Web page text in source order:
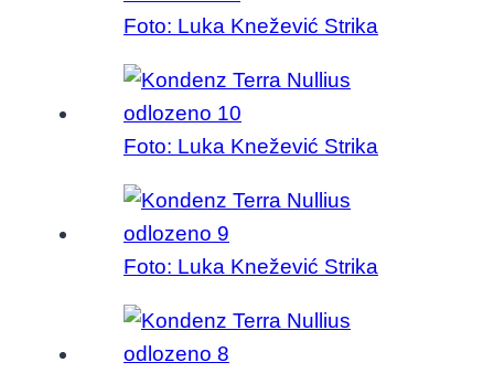
Foto: Luka Knežević Strika
Foto: Luka Knežević Strika
Foto: Luka Knežević Strika